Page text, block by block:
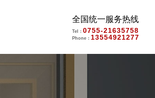
全国统一服务热线
Tel： 0755-21635758
Phone： 13554921277